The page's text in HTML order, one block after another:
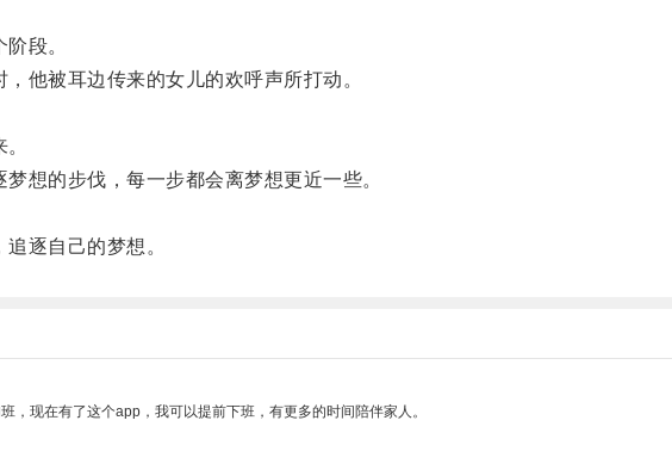
段。
他被耳边传来的女儿的欢呼声所打动。
的步伐，每一步都会离梦想更近一些。
逐自己的梦想。
现在有了这个app，我可以提前下班，有更多的时间陪伴家人。